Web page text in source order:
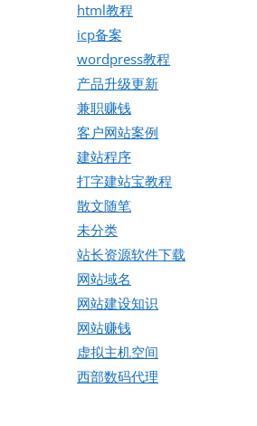
html教程
icp备案
wordpress教程
产品升级更新
兼职赚钱
客户网站案例
建站程序
打字建站宝教程
散文随笔
未分类
站长资源软件下载
网站域名
网站建设知识
网站赚钱
虚拟主机空间
西部数码代理